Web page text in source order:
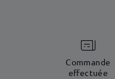
Commande
effectuée